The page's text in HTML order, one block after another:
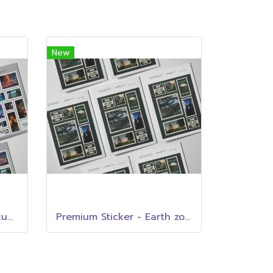
Premium Sticker - Cliff cup cafe
New
Premium Sticker - Earth zone